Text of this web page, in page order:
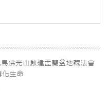
佛光山啟建盂蘭盆地藏法會
生命